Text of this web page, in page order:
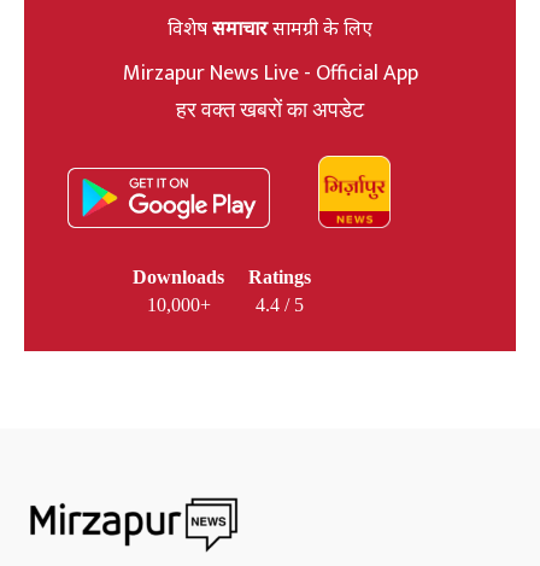
विशेषसमाचारसामग्री के लिए
Mirzapur News Live - Official App
हर वक्त खबरों का अपडेट
Downloads
10,000+
Ratings
4.4 / 5